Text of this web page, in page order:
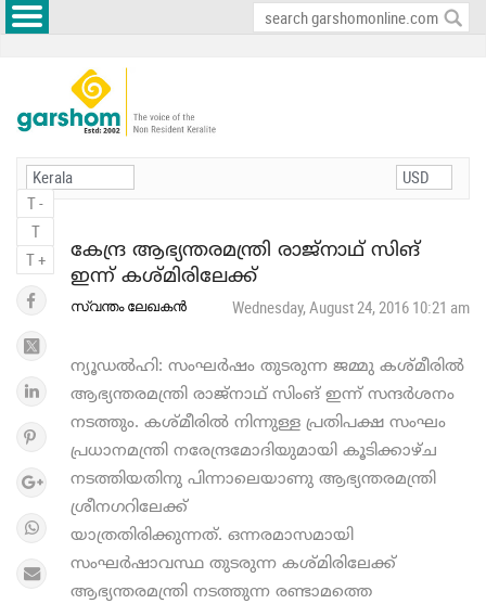
T -
T
T +
കേന്ദ്ര ആഭ്യന്തരമന്ത്രി രാജ്നാഥ് സിങ്
ഇന്ന് കശ്മിരിലേക്ക്
സ്വന്തം ലേഖകൻ Wednesday, August 24, 2016 10:21 am
ന്യൂഡല്‍ഹി: സംഘര്‍ഷം തുടരുന്ന ജമ്മു കശ്മീരില്‍
ആഭ്യന്തരമന്ത്രി രാജ്നാഥ് സിംങ് ഇന്ന് സന്ദര്‍ശനം
നടത്തും. കശ്മീരില്‍ നിന്നുള്ള പ്രതിപക്ഷ സംഘം
പ്രധാനമന്ത്രി നരേന്ദ്രമോദിയുമായി കൂടിക്കാഴ്ച
നടത്തിയതിനു പിന്നാലെയാണു ആഭ്യന്തരമന്ത്രി
ശ്രീനഗറിലേക്ക്
യാത്രതിരിക്കുന്നത്. ഒന്നരമാസമായി
സംഘര്‍ഷാവസ്ഥ തുടരുന്ന കശ്മിരിലേക്ക്
ആഭ്യന്തരമന്ത്രി നടത്തുന്ന രണ്ടാമത്തെ